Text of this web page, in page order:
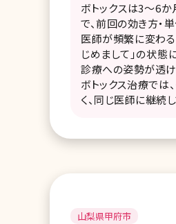
ボトックスは3〜6
で、前回の効き方・
医師が頻繁に変わる
じめまして」の状態
診療への姿勢が透け
ボトックス治療では
く、同じ医師に継続
山梨県甲府市